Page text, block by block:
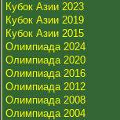
Кубок Азии 2023
Кубок Азии 2019
Кубок Азии 2015
Олимпиада 2024
Олимпиада 2020
Олимпиада 2016
Олимпиада 2012
Олимпиада 2008
Олимпиада 2004